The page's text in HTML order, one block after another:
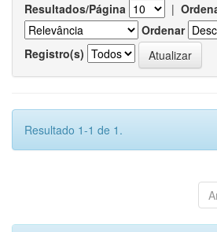
Resultados/Página |
Ordenar
Registro(s)
Resultado 1-1 de 1.